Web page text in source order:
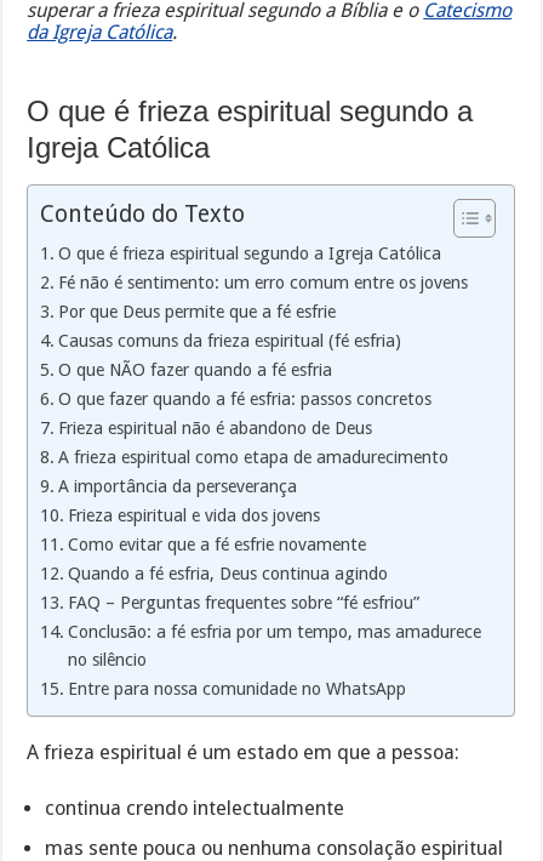
superar a frieza espiritual segundo a Bíblia e o Catecismo
da Igreja Católica.
O que é frieza espiritual segundo a
Igreja Católica
Conteúdo do Texto
O que é frieza espiritual segundo a Igreja Católica
Fé não é sentimento: um erro comum entre os jovens
Por que Deus permite que a fé esfrie
Causas comuns da frieza espiritual (fé esfria)
O que NÃO fazer quando a fé esfria
O que fazer quando a fé esfria: passos concretos
Frieza espiritual não é abandono de Deus
A frieza espiritual como etapa de amadurecimento
A importância da perseverança
Frieza espiritual e vida dos jovens
Como evitar que a fé esfrie novamente
Quando a fé esfria, Deus continua agindo
FAQ – Perguntas frequentes sobre “fé esfriou”
Conclusão: a fé esfria por um tempo, mas amadurece
no silêncio
Entre para nossa comunidade no WhatsApp
A frieza espiritual é um estado em que a pessoa:
continua crendo intelectualmente
mas sente pouca ou nenhuma consolação espiritual